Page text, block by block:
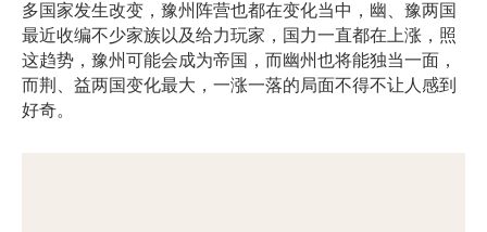
多国家发生改变，豫州阵营也都在变化当中，幽、豫两国
最近收编不少家族以及给力玩家，国力一直都在上涨，照
这趋势，豫州可能会成为帝国，而幽州也将能独当一面，
而荆、益两国变化最大，一涨一落的局面不得不让人感到
好奇。